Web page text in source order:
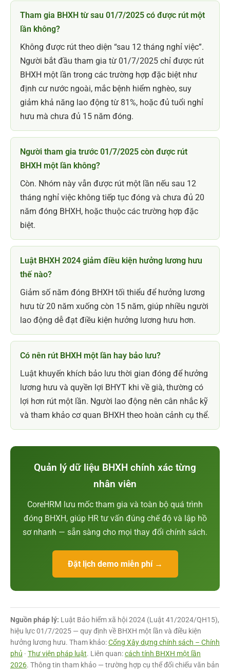
Tham gia BHXH từ sau 01/7/2025 có được rút một
lần không?
Không được rút theo diện “sau 12 tháng nghỉ việc”.
Người bắt đầu tham gia từ 01/7/2025 chỉ được rút
BHXH một lần trong các trường hợp đặc biệt như
định cư nước ngoài, mắc bệnh hiểm nghèo, suy
giảm khả năng lao động từ 81%, hoặc đủ tuổi nghỉ
hưu mà chưa đủ 15 năm đóng.
Người tham gia trước 01/7/2025 còn được rút
BHXH một lần không?
Còn. Nhóm này vẫn được rút một lần nếu sau 12
tháng nghỉ việc không tiếp tục đóng và chưa đủ 20
năm đóng BHXH, hoặc thuộc các trường hợp đặc
biệt.
Luật BHXH 2024 giảm điều kiện hưởng lương hưu
thế nào?
Giảm số năm đóng BHXH tối thiểu để hưởng lương
hưu từ 20 năm xuống còn 15 năm, giúp nhiều người
lao động dễ đạt điều kiện hưởng lương hưu hơn.
Có nên rút BHXH một lần hay bảo lưu?
Luật khuyến khích bảo lưu thời gian đóng để hưởng
lương hưu và quyền lợi BHYT khi về già, thường có
lợi hơn rút một lần. Người lao động nên cân nhắc kỹ
và tham khảo cơ quan BHXH theo hoàn cảnh cụ thể.
Quản lý dữ liệu BHXH chính xác từng
nhân viên
CoreHRM lưu mốc tham gia và toàn bộ quá trình
đóng BHXH, giúp HR tư vấn đúng chế độ và lập hồ
sơ nhanh — sẵn sàng cho mọi thay đổi chính sách.
Đặt lịch demo miễn phí →
Nguồn pháp lý: Luật Bảo hiểm xã hội 2024 (Luật 41/2024/QH15),
hiệu lực 01/7/2025 — quy định về BHXH một lần và điều kiện
hưởng lương hưu. Tham khảo:Cổng Xây dựng chính sách – Chính
phủ · Thư viện pháp luật. Liên quan:cách tính BHXH một lần
2026. Thông tin tham khảo — trường hợp cụ thể đối chiếu văn bản